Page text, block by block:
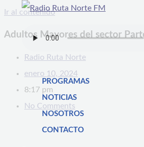
Ir al contenido
PROGRAMAS
NOTICIAS
NOSOTROS
CONTACTO
Adultos Mayores del sector
Radio Ruta Norte
enero 10, 2024
8:17 pm
No Comments